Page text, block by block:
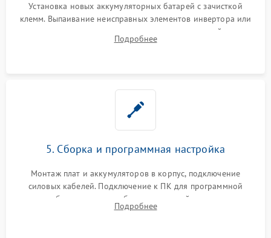
Установка новых аккумуляторных батарей с зачисткой
клемм. Выпаивание неисправных элементов инвертора или
цепи зарядки и монтаж новых радиодеталей.
Восстановление поврежденных токоведущих дорожек и
Подробнее
5. Сборка и программная настройка
Монтаж плат и аккумуляторов в корпус, подключение
силовых кабелей. Подключение к ПК для программной
калибровки констант батареи, настройки порогов
срабатывания AVR и сброса счетчиков старения АКБ.
Подробнее